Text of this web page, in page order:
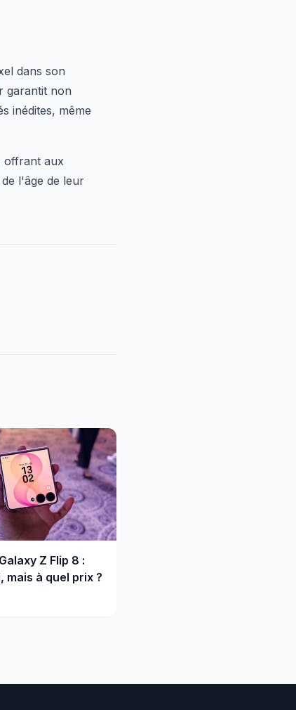
dans son
garantit non
inédites, même
offrant aux
l'âge de leur
Z Flip 8 :
mais à quel prix ?